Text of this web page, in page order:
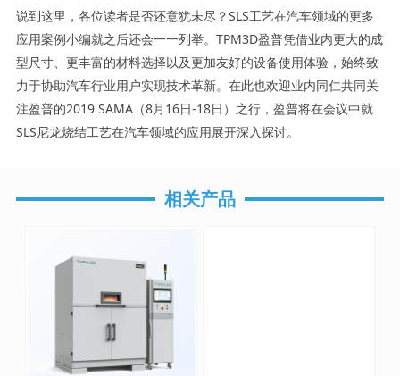
说到这里，各位读者是否还意犹未尽？SLS工艺在汽车领域的更多
应用案例小编就之后还会一一列举。TPM3D盈普凭借业内更大的成
型尺寸、更丰富的材料选择以及更加友好的设备使用体验，始终致
力于协助汽车行业用户实现技术革新。在此也欢迎业内同仁共同关
注盈普的2019 SAMA（8月16日-18日）之行，盈普将在会议中就
SLS尼龙烧结工艺在汽车领域的应用展开深入探讨。
相关产品